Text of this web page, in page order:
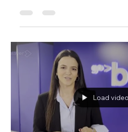
10 sept 2025 1 min de lectura